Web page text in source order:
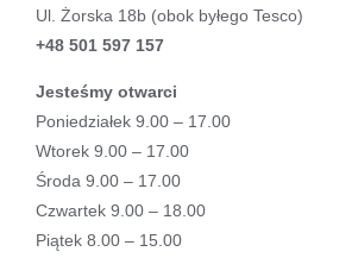
Ul. Żorska 18b (obok byłego Tesco)
+48 501 597 157
Jesteśmy otwarci
Poniedziałek 9.00 – 17.00
Wtorek 9.00 – 17.00
Środa 9.00 – 17.00
Czwartek 9.00 – 18.00
Piątek 8.00 – 15.00